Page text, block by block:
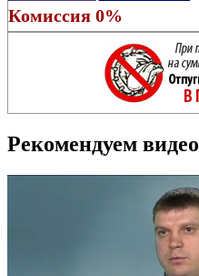
Комиссия 0%
Рекомендуем видео